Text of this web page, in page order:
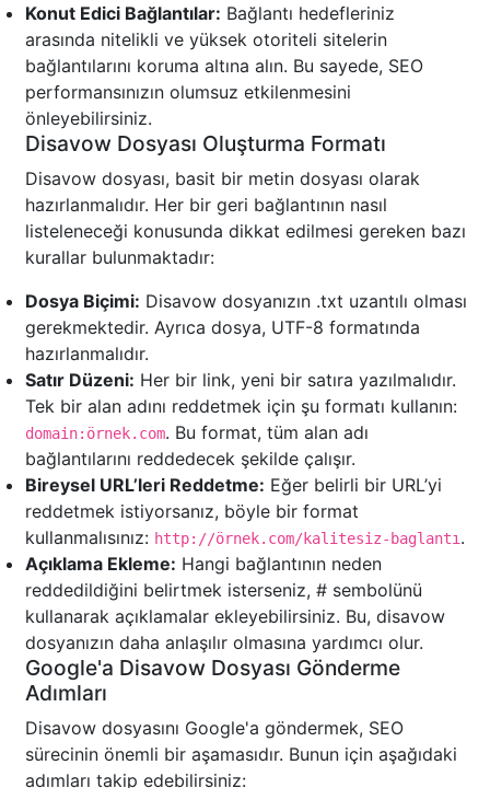
Konut Edici Bağlantılar: Bağlantı hedefleriniz
arasında nitelikli ve yüksek otoriteli sitelerin
bağlantılarını koruma altına alın. Bu sayede, SEO
performansınızın olumsuz etkilenmesini
önleyebilirsiniz.
Disavow Dosyası Oluşturma Formatı
Disavow dosyası, basit bir metin dosyası olarak
hazırlanmalıdır. Her bir geri bağlantının nasıl
listeleneceği konusunda dikkat edilmesi gereken bazı
kurallar bulunmaktadır:
Dosya Biçimi: Disavow dosyanızın .txt uzantılı olması
gerekmektedir. Ayrıca dosya, UTF-8 formatında
hazırlanmalıdır.
Satır Düzeni: Her bir link, yeni bir satıra yazılmalıdır.
Tek bir alan adını reddetmek için şu formatı kullanın:
domain:örnek.com. Bu format, tüm alan adı
bağlantılarını reddedecek şekilde çalışır.
Bireysel URL’leri Reddetme: Eğer belirli bir URL’yi
reddetmek istiyorsanız, böyle bir format
kullanmalısınız: http://örnek.com/kalitesiz-baglantı.
Açıklama Ekleme: Hangi bağlantının neden
reddedildiğini belirtmek isterseniz, # sembolünü
kullanarak açıklamalar ekleyebilirsiniz. Bu, disavow
dosyanızın daha anlaşılır olmasına yardımcı olur.
Google'a Disavow Dosyası Gönderme
Adımları
Disavow dosyasını Google'a göndermek, SEO
sürecinin önemli bir aşamasıdır. Bunun için aşağıdaki
adımları takip edebilirsiniz: